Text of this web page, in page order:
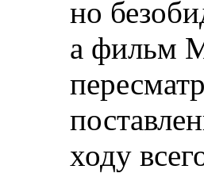
но
а фильм
ходу